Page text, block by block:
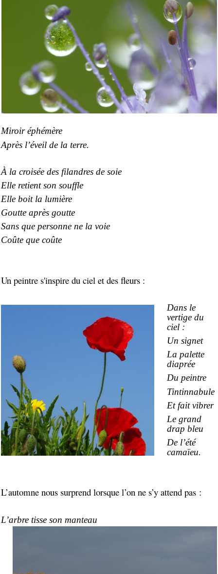
Miroir éphémère
Après l’éveil de la terre.
À la croisée des filandres de soie
Elle retient son souffle
Elle boit la lumière
Goutte après goutte
Sans que personne ne la voie
Coûte que coûte
Un peintre s'inspire du ciel et des fleurs :
Dans le
vertige du
ciel :
Un signet
La palette
diaprée
Du peintre
Tintinnabule
Et fait vibrer
Le grand
drap bleu
De l’été
camaïeu.
L’automne nous surprend lorsque l’on ne s’y attend pas :
L’arbre tisse son manteau